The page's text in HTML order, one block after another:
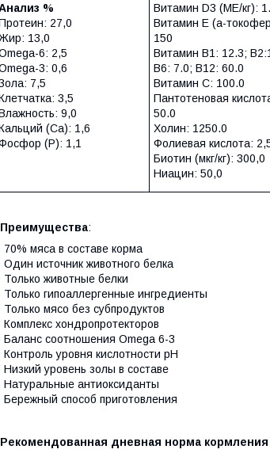
%
27,0
13,0
6: 2,5
3: 0,6
7,5
3,5
9,0
(Са): 1,6
(P): 1,1
Витамин D3 (МЕ/кг):
Витамин E (a-
150
Витамин В1: 12.3;
B6: 7.0; B12: 60.0
Витамин C: 100.0
Пантотеновая
50.0
Холин: 1250.0
Фолиевая кислота:
Биотин (мкг/кг): 300,0
Ниацин: 50,0
Преимущества:
70% мяса в составе корма
Один источник животного белка
Только животные белки
Только гипоаллергенные ингредиенты
Только мясо без субпродуктов
Комплекс хондропротекторов
Баланс соотношения Omega 6-3
Контроль уровня кислотности рН
Низкий уровень золы в составе
Натуральные антиоксиданты
Бережный способ приготовления
Рекомендованная дневная норма кормления